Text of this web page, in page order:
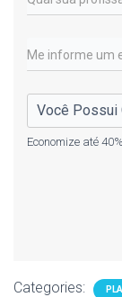
Economize até
Categories: